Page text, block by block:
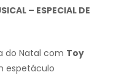
– ESPECIAL DE
do Natal com Toy
espetáculo